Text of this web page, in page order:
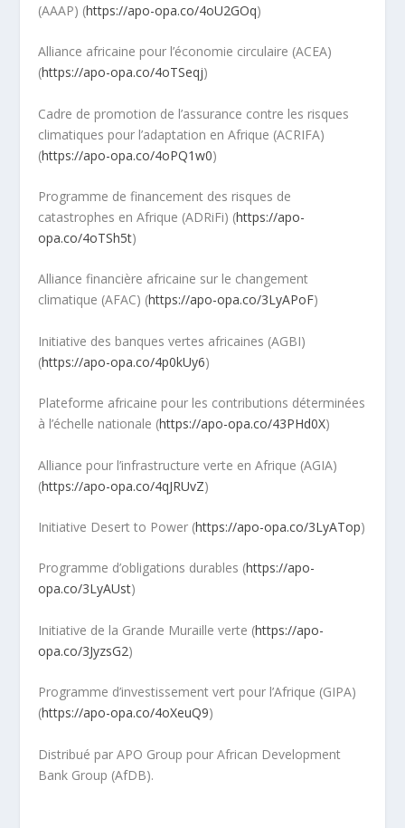
(AAAP) (https://apo-opa.co/4oU2GOq)
Alliance africaine pour l’économie circulaire (ACEA)
(https://apo-opa.co/4oTSeqj)
Cadre de promotion de l’assurance contre les risques
climatiques pour l’adaptation en Afrique (ACRIFA)
(https://apo-opa.co/4oPQ1w0)
Programme de financement des risques de
catastrophes en Afrique (ADRiFi) (https://apo-
opa.co/4oTSh5t)
Alliance financière africaine sur le changement
climatique (AFAC) (https://apo-opa.co/3LyAPoF)
Initiative des banques vertes africaines (AGBI)
(https://apo-opa.co/4p0kUy6)
Plateforme africaine pour les contributions déterminées
à l’échelle nationale (https://apo-opa.co/43PHd0X)
Alliance pour l’infrastructure verte en Afrique (AGIA)
(https://apo-opa.co/4qJRUvZ)
Initiative Desert to Power (https://apo-opa.co/3LyATop)
Programme d’obligations durables (https://apo-
opa.co/3LyAUst)
Initiative de la Grande Muraille verte (https://apo-
opa.co/3JyzsG2)
Programme d’investissement vert pour l’Afrique (GIPA)
(https://apo-opa.co/4oXeuQ9)
Distribué par APO Group pour African Development
Bank Group (AfDB).